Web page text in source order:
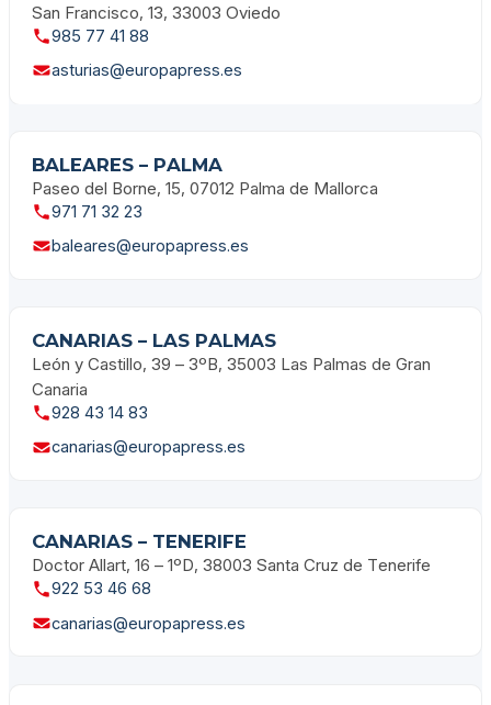
San Francisco, 13, 33003 Oviedo
985 77 41 88
asturias@europapress.es
BALEARES – PALMA
Paseo del Borne, 15, 07012 Palma de Mallorca
971 71 32 23
baleares@europapress.es
CANARIAS – LAS PALMAS
León y Castillo, 39 – 3ºB, 35003 Las Palmas de Gran
Canaria
928 43 14 83
canarias@europapress.es
CANARIAS – TENERIFE
Doctor Allart, 16 – 1ºD, 38003 Santa Cruz de Tenerife
922 53 46 68
canarias@europapress.es